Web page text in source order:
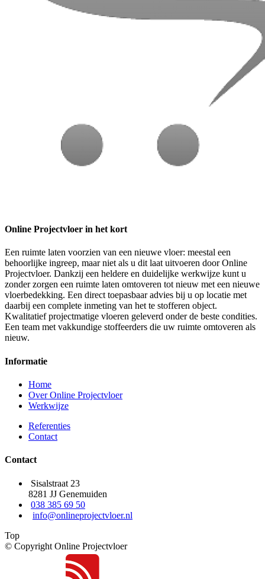
Online Projectvloer in het kort
Een ruimte laten voorzien van een nieuwe vloer: meestal een
behoorlijke ingreep, maar niet als u dit laat uitvoeren door Online
Projectvloer. Dankzij een heldere en duidelijke werkwijze kunt u
zonder zorgen een ruimte laten omtoveren tot nieuw met een nieuwe
vloerbedekking. Een direct toepasbaar advies bij u op locatie met
daarbij een complete inmeting van het te stofferen object.
Kwalitatief projectmatige vloeren geleverd onder de beste condities.
Een team met vakkundige stoffeerders die uw ruimte omtoveren als
nieuw.
Informatie
Home
Over Online Projectvloer
Werkwijze
Referenties
Contact
Contact
Sisalstraat 23
8281 JJ Genemuiden
038 385 69 50
info@onlineprojectvloer.nl
Top
© Copyright Online Projectvloer